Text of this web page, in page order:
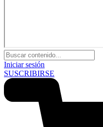
Iniciar sesión
SUSCRIBIRSE